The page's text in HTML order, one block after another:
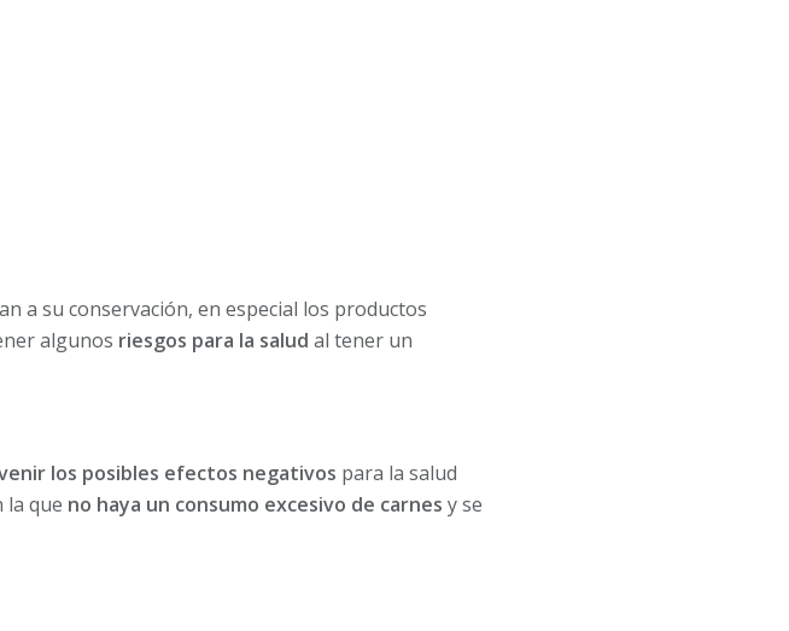
a su conservación, en especial los productos
algunos riesgos para la salud al tener un
los posibles efectos negativos para la salud
la que no haya un consumo excesivo de carnes y se